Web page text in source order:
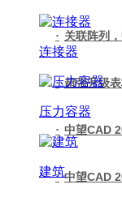
连接器
压力容器
建筑
· 关联阵列
· 超强升级
· 中望CAD
· 中望CAD